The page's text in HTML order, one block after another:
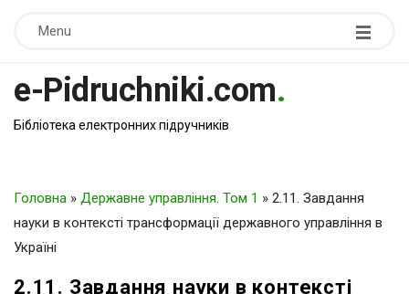
Menu
e-Pidruchniki.com.
Бібліотека електронних підручників
Головна » Державне управління. Том 1 » 2.11. Завдання
науки в контексті трансформації державного управління в
Україні
2.11. Завдання науки в контексті